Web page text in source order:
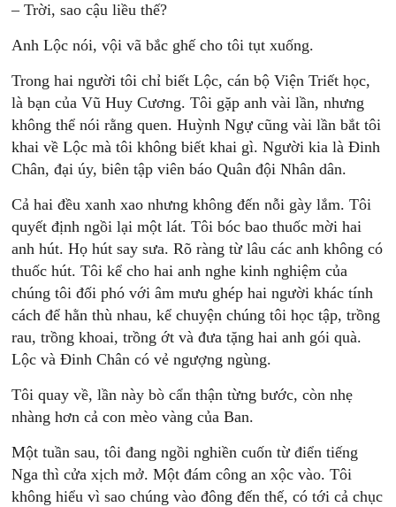
– Trời, sao cậu liều thế?
Anh Lộc nói, vội vã bắc ghế cho tôi tụt xuống.
Trong hai người tôi chỉ biết Lộc, cán bộ Viện Triết học,
là bạn của Vũ Huy Cương. Tôi gặp anh vài lần, nhưng
không thể nói rằng quen. Huỳnh Ngự cũng vài lần bắt tôi
khai về Lộc mà tôi không biết khai gì. Người kia là Ðinh
Chân, đại úy, biên tập viên báo Quân đội Nhân dân.
Cả hai đều xanh xao nhưng không đến nỗi gày lắm. Tôi
quyết định ngồi lại một lát. Tôi bóc bao thuốc mời hai
anh hút. Họ hút say sưa. Rõ ràng từ lâu các anh không có
thuốc hút. Tôi kể cho hai anh nghe kinh nghiệm của
chúng tôi đối phó với âm mưu ghép hai người khác tính
cách để hằn thù nhau, kể chuyện chúng tôi học tập, trồng
rau, trồng khoai, trồng ớt và đưa tặng hai anh gói quà.
Lộc và Ðinh Chân có vẻ ngượng ngùng.
Tôi quay về, lần này bò cẩn thận từng bước, còn nhẹ
nhàng hơn cả con mèo vàng của Ban.
Một tuần sau, tôi đang ngồi nghiền cuốn từ điển tiếng
Nga thì cửa xịch mở. Một đám công an xộc vào. Tôi
không hiểu vì sao chúng vào đông đến thế, có tới cả chục